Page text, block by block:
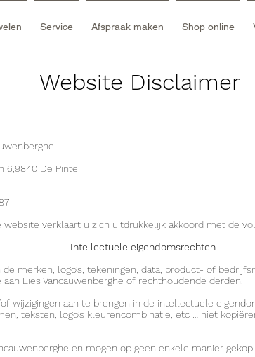
Service Afspraak maken Shop online
Website Disclaimer
6,9840 De Pinte
verklaart u zich uitdrukkelijk akkoord met de
Intellectuele eigendomsrechten
merken, logo’s, tekeningen, data, product- of
Lies Vancauwenberghe of rechthoudende derden.
wijzigingen aan te brengen in de intellectuele
teksten, logo’s kleurencombinatie, etc … niet
en mogen op geen enkele manier